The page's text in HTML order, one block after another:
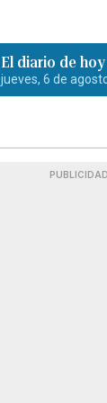
El diario de hoy
jueves, 6 de
PUBLICIDAD